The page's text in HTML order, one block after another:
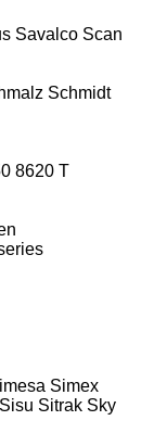
Savalco Scan
Schmidt
8620 T
Simex
Sisu Sitrak Sky